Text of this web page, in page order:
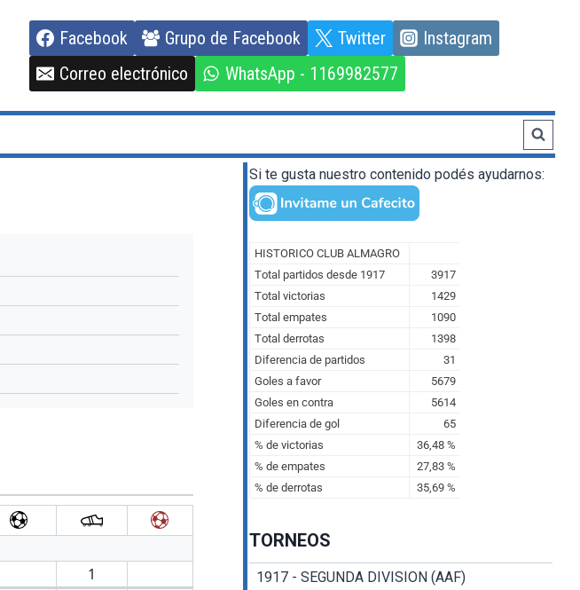
Facebook Grupo de Facebook Twitter
Instagram
Correo electrónico
WhatsApp - 1169982577
1
Si te gusta nuestro contenido podés ayudarnos:
TORNEOS
1917 - SEGUNDA DIVISION (AAF)